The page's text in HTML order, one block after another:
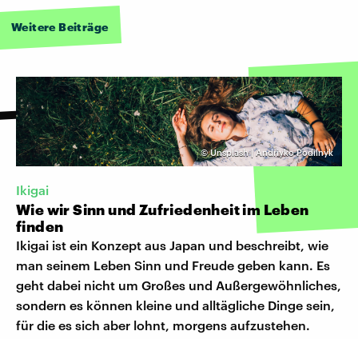
Weitere Beiträge
©Unsplash | Andriyko Podilnyk
Ikigai
Wie wir Sinn und Zufriedenheit im Leben
finden
Ikigai ist ein Konzept aus Japan und beschreibt, wie
man seinem Leben Sinn und Freude geben kann. Es
geht dabei nicht um Großes und Außergewöhnliches,
sondern es können kleine und alltägliche Dinge sein,
für die es sich aber lohnt, morgens aufzustehen.